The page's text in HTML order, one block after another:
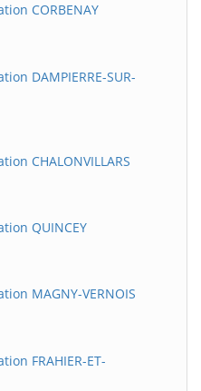
CORBENAY
DAMPIERRE-SUR-
CHALONVILLARS
QUINCEY
MAGNY-VERNOIS
FRAHIER-ET-